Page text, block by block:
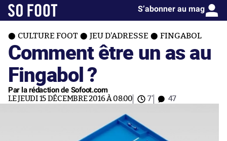
S’abonner au mag
CULTURE FOOT JEU D'ADRESSE FINGABOL
Comment être un as au
Fingabol ?
Par la rédaction de Sofoot.com
LE JEUDI 15 DÉCEMBRE 2016 À 08:00 7' 47